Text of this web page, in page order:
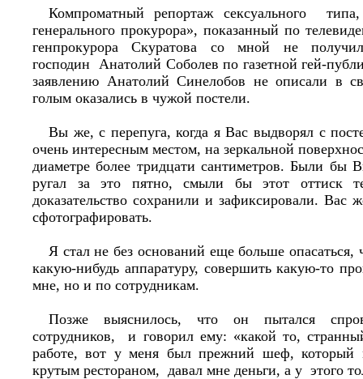
Компроматный репортаж сексуального
генерального прокурора», показанный по
генпрокурора Скуратова со мной не
господин Анатолий Соболев по газетной гей-
заявлению Анатолий Синелобов не описали в
голым оказались в чужой постели.
Вы же, с перепуга, когда я Вас выдворял с
очень интересным местом, на зеркальной
диаметре более тридцати сантиметров. Были бы
ругал за это пятно, смыли бы этот оттиск
доказательство сохранили и зафиксировали.
сфотографировать.
Я стал не без оснований еще больше опасаться,
какую-нибудь аппаратуру, совершить какую-то
мне, но и по сотрудникам.
Позже выяснилось, что он пытался
сотрудников, и говорил ему: «какой то,
работе, вот у меня был прежний шеф, который
крутым рестораном, давал мне деньги, а у этого